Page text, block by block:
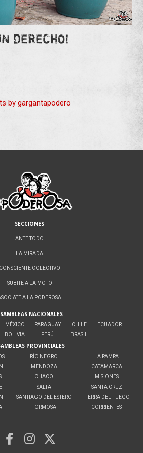
DERECHO!
by gargantapodero
SECCIONES
ANTE TODO
LA MIRADA
CONSCIENTE COLECTIVO
SUBITE A LA MOTO
A LA PODEROSA
NACIONALES
MÉXICO
BOLIVIA
PARAGUAY
PERÚ
CHILE
BRASIL
ECUADOR
PROVINCIALES
RÍO NEGRO
MENDOZA
CHACO
SALTA
SANTIAGO DEL ESTERO
FORMOSA
LA PAMPA
CATAMARCA
MISIONES
SANTA CRUZ
TIERRA DEL FUEGO
CORRIENTES